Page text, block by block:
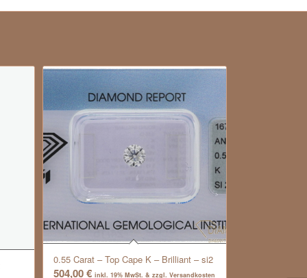
0.55 Carat – Top Cape K – Brilliant – si2
504,00€ inkl. 19% MwSt. & zzgl. Versandkosten